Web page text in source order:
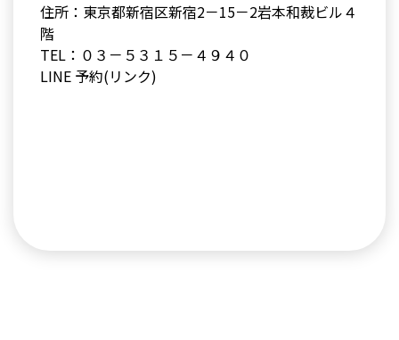
住所：東京都新宿区新宿2－15－2岩本和裁ビル４
階
TEL：０３－５３１５－４９４０
LINE 予約(リンク)